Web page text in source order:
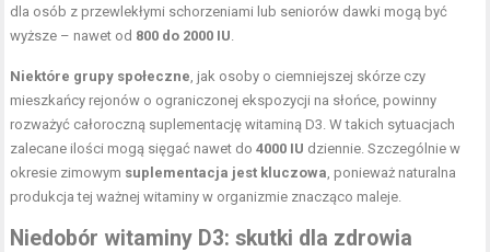
dla osób z przewlekłymi schorzeniami lub seniorów dawki mogą być
wyższe – nawet od 800 do 2000 IU
Niektóre grupy społeczne , jak osoby o ciemniejszej skórze czy
mieszkańcy rejonów o ograniczonej ekspozycji na słońce, powinny
rozważyć całoroczną suplementację witaminą D3. W takich sytuacjach
zalecane ilości mogą sięgać nawet do4000 IU dziennie. Szczególnie w
okresie zimowym suplementacja jest kluczowa , ponieważ naturalna
produkcja tej ważnej witaminy w organizmie znacząco maleje.
Niedobór witaminy D3: skutki dla zdrowia